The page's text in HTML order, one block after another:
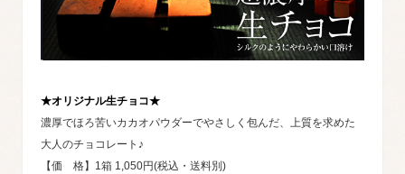
★オリジナル生チョコ★
濃厚でほろ苦いカカオパウダーでやさしく包んだ、上質を求めた
大人のチョコレート♪
【価 格】1箱 1,050円(税込・送料別)